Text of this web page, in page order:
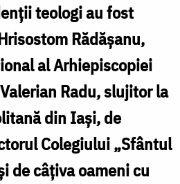
teologi au fost
Rădăşanu,
al Arhiepiscopiei
Radu, slujitor la
din Iaşi, de
Colegiului „Sfântul
de câţiva oameni cu